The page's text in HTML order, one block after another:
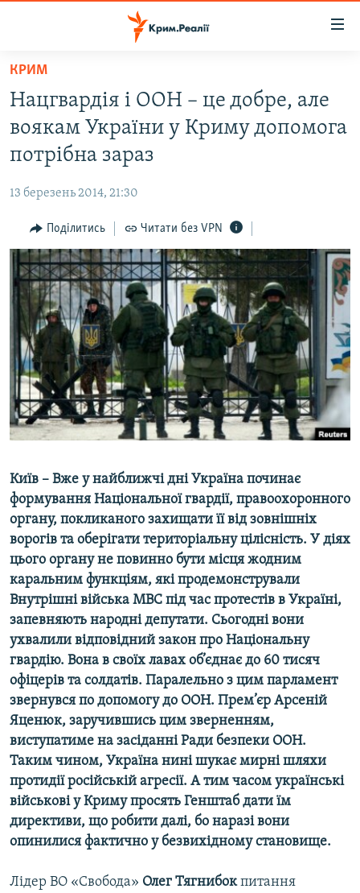
Перейти
основного
матеріалу
до
основної
навігації
Перейти
до
пошуку
ВОДА.КРИМ
ВІДЕО ТА ФОТО
БЛОГИ
ПОГЛЯД
ІНТЕРВ'Ю
ВСЕ ЗА ДЕНЬ
СПЕЦПРОЕКТИ
ДЕПОРТАЦІЯ
ВІДЕОУРОКИ «ELIFBE»
СВІДЧЕННЯ ОКУПАЦІЇ
УКРАЇНСЬКА ПРОБЛЕМА КРИМУ
ЯК ОБІЙТИ БЛОКУВАННЯ
Русский
Qırımtatar
Усі сайти RFE/RL
КРИМ
Нацгвардія і ООН – це добре, але
воякам України у Криму допомога
потрібна зараз
13 березень 2014, 21:30
Поділитись Читати без VPN
Київ – Вже у найближчі дні Україна починає
формування Національної гвардії, правоохоронного
органу, покликаного захищати її від зовнішніх
ворогів та оберігати територіальну цілісність. У діях
цього органу не повинно бути місця жодним
каральним функціям, які продемонстрували
Внутрішні війська МВС під час протестів в Україні,
запевняють народні депутати. Сьогодні вони
ухвалили відповідний закон про Національну
гвардію. Вона в своїх лавах об’єднає до 60 тисяч
офіцерів та солдатів. Паралельно з цим парламент
звернувся по допомогу до ООН. Прем’єр Арсеній
Яценюк, заручившись цим зверненням,
виступатиме на засіданні Ради безпеки ООН.
Таким чином, Україна нині шукає мирні шляхи
протидії російській агресії. А тим часом українські
військові у Криму просять Генштаб дати їм
директиви, що робити далі, бо наразі вони
опинилися фактично у безвихідному становище.
Лідер ВО «Свобода» Олег Тягнибокпитання